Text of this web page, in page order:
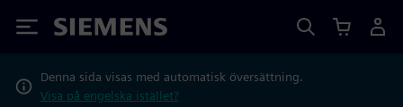
Siemens
Denna sida visas med automatisk översättning.
Visa på engelska istället?